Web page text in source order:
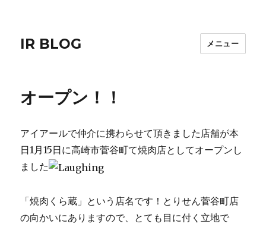
IR BLOG メニュー
オープン！！
アイアールで仲介に携わらせて頂きました店舗が本
日1月15日に高崎市菅谷町て焼肉店としてオープンし
ました
「焼肉くら蔵」という店名です！とりせん菅谷町店
の向かいにありますので、とても目に付く立地で